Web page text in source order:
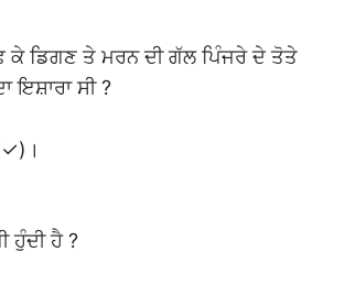
ਡਿਗਣ ਤੇ ਮਰਨ ਦੀ ਗੱਲ ਪਿੰਜਰੇ ਦੇ ਤੋਤੇ
ਇਸ਼ਾਰਾ ਸੀ ?
ਹੁੰਦੀ ਹੈ ?